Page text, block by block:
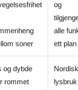
soner
og
alle
ett plan
og dybde
rommet
Nordisk